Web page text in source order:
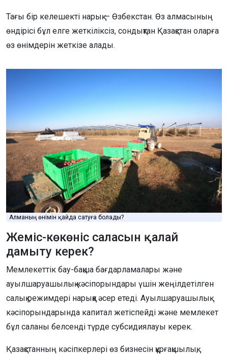
Тағы бір келешекті нарық — Өзбекстан. Өз алмасының
өндірісі бұл елге жеткіліксіз, сондықтан Қазақстан оларға
өз өнімдерін жеткізе алады.
Алманың өнімін қайда сатуға болады?
Жеміс-көкөніс саласын қалай
дамыту керек?
Мемлекеттік бау-бақша бағдарламалары және
ауылшаруашылық кәсіпорындары үшін жеңілдетілген
салық режимдері нарыққа әсер етеді. Ауылшаруашылық
кәсіпорындарында капитал жетіспейді және мемлекет
бұл саланы белсенді түрде субсидиялауы керек.
Қазақстанның кәсіпкерлері өз бизнесін құрғақшылық,